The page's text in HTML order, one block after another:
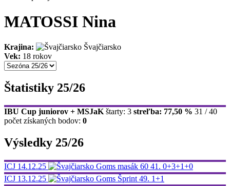
MATOSSI Nina
Krajina:
Švajčiarsko
Vek: 18 rokov
Štatistiky 25/26
IBU Cup juniorov + MSJaK štarty: 3 streľba: 77,50 % 31 / 40
počet získaných bodov: 0
Výsledky 25/26
ICJ 14.12.25 Goms masák 60 41. 0+3+1+0
ICJ 13.12.25 Goms Šprint 49. 1+1